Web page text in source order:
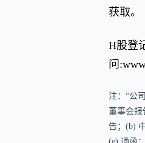
获取。
H股登
问:
注：“公
董事会报
告；(b)